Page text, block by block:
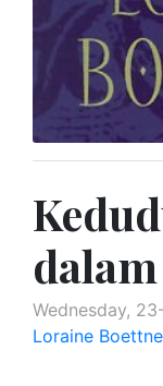
Wednesday,
Loraine